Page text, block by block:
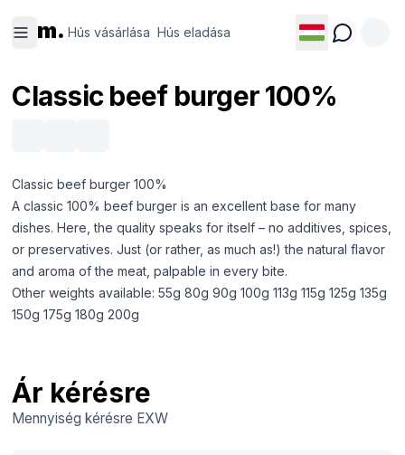
m. Hús vásárlása Hús eladása
vásárlása eladása
Classic beef burger 100%
Classic beef burger 100%
A classic 100% beef burger is an excellent base for many
dishes. Here, the quality speaks for itself – no additives, spices,
or preservatives. Just (or rather, as much as!) the natural flavor
and aroma of the meat, palpable in every bite.
Other weights available: 55g 80g 90g 100g 113g 115g 125g 135g
150g 175g 180g 200g
Ár kérésre
Mennyiség kérésre EXW